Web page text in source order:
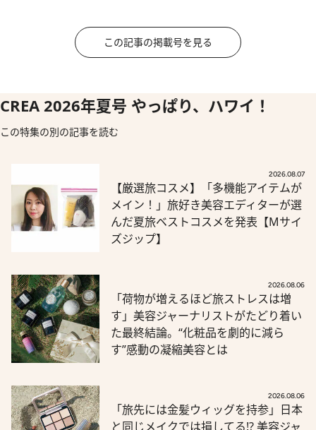
この記事の掲載号を見る
CREA 2026年夏号 やっぱり、ハワイ！
この特集の別の記事を読む
2026.08.07
【厳選旅コスメ】「多機能アイテムが
メイン！」旅好き美容エディターが選
んだ夏旅ベストコスメを発表【Mサイ
ズジップ】
2026.08.06
「荷物が増えるほど旅ストレスは増
す」美容ジャーナリストがたどり着い
た最終結論。“化粧品を劇的に減ら
す”感動の凝縮美容とは
2026.08.06
「旅先には金髪ウィッグを持参」日本
と同じメイクでは損してる!? 美容ジャ